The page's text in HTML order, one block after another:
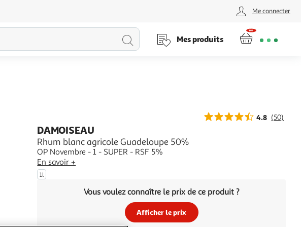
Me connecter
Lancer
Mes produits
Agrandir
l'illustration
l'illustration
Partager
4.8 (50)
DAMOISEAU
Rhum blanc agricole Guadeloupe 50%
OP Novembre - 1 - SUPER - RSF 5%
En savoir +
1l
Vous voulez connaître le prix de ce produit ?
Afficher le prix